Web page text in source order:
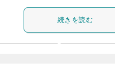
続きを読む